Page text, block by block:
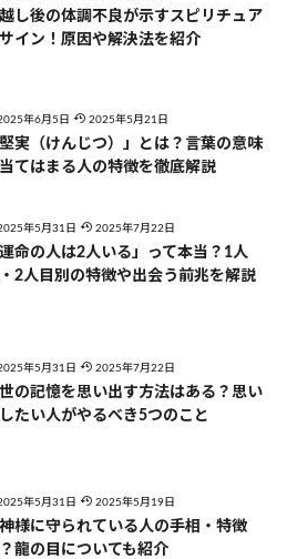
し後の体調不良が示すスピリチュア
イン！原因や解決法を紹介
年6月5日 2025年5月21日
堅実（けんじつ）」とは？言葉の意味
てはまる人の特徴を徹底解説
年5月31日 2025年7月22日
運命の人は2人いる」って本当？1人
2人目別の特徴や出会う前兆を解説
年5月31日 2025年7月22日
の記憶を思い出す方法はある？思い
たい人がやるべき5つのこと
年5月31日 2025年5月19日
様に守られている人の手相・特徴
龍の目についても紹介